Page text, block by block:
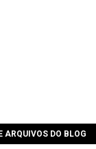
ARQUIVOS DO BLOG